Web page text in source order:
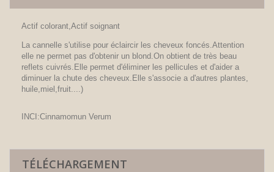
Actif colorant,Actif soignant
La cannelle s'utilise pour éclaircir les cheveux foncés.Attention
elle ne permet pas d'obtenir un blond.On obtient de très beau
reflets cuivrés.Elle permet d'éliminer les pellicules et d'aider a
diminuer la chute des cheveux.Elle s'associe a d'autres plantes,
huile,miel,fruit....)
INCI:Cinnamomun Verum
TÉLÉCHARGEMENT